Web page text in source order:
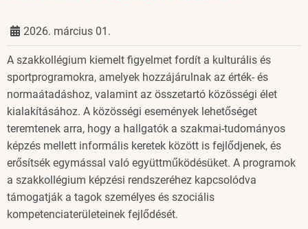
2026. március 01.
A szakkollégium kiemelt figyelmet fordít a kulturális és
sportprogramokra, amelyek hozzájárulnak az érték- és
normaátadáshoz, valamint az összetartó közösségi élet
kialakításához. A közösségi események lehetőséget
teremtenek arra, hogy a hallgatók a szakmai-tudományos
képzés mellett informális keretek között is fejlődjenek, és
erősítsék egymással való együttműködésüket. A programok
a szakkollégium képzési rendszeréhez kapcsolódva
támogatják a tagok személyes és szociális
kompetenciaterületeinek fejlődését.